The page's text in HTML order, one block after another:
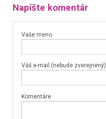
Napíšte komentár
Vaše meno
Váš e-mail (nebude zverejnený)
Komentáre